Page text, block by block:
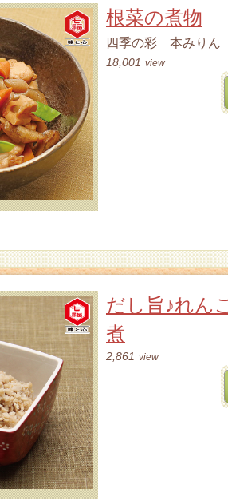
根菜の煮物
四季の彩 本みり
18,001 view
だし旨♪れん
煮
2,861 view